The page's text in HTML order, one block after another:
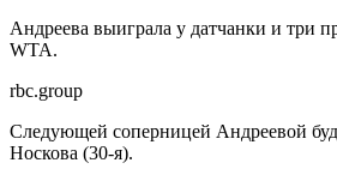
Андреева выиграла у датчанки и три
WTA.
rbc.group
Следующей соперницей Андреевой
Носкова (30-я).